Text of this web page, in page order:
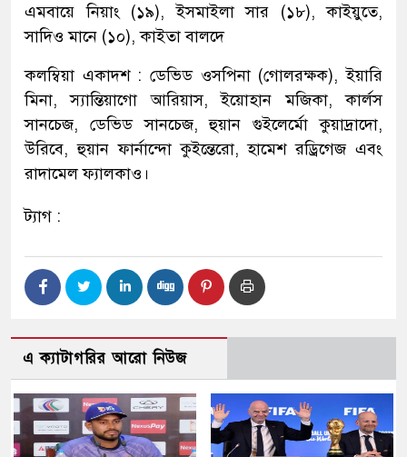
এমবায়ে নিয়াং (১৯), ইসমাইলা সার (১৮), কাইয়ুতে,
সাদিও মানে (১০), কাইতা বালদে
কলম্বিয়া একাদশ : ডেভিড ওসপিনা (গোলরক্ষক), ইয়ারি
মিনা, স্যান্তিয়াগো আরিয়াস, ইয়োহান মজিকা, কার্লস
সানচেজ, ডেভিড সানচেজ, হুয়ান গুইলের্মো কুয়াদ্রাদো,
উরিবে, হুয়ান ফার্নান্দো কুইন্তেরো, হামেশ রড্রিগেজ এবং
রাদামেল ফ্যালকাও।
ট্যাগ :
এ ক্যাটাগরির আরো নিউজ